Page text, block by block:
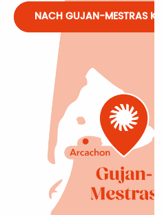
NACH GUJAN-MESTRAS